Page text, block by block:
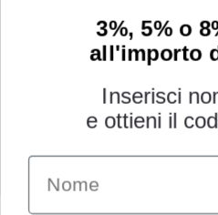
INFORMAZIONI
Chi siamo
3%, 5% o
all'importo
Inserisci
e ottieni il
Name